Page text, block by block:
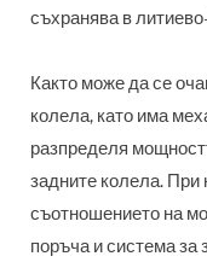
съхранява в
Както може да се
колела, като има
разпределя
задните колела.
съотношението на
поръча и система за